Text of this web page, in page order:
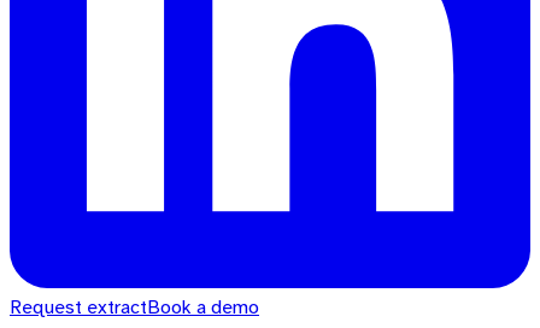
Request extractBook a demo